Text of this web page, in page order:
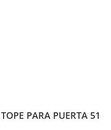
TOPE PARA PUERTA 51